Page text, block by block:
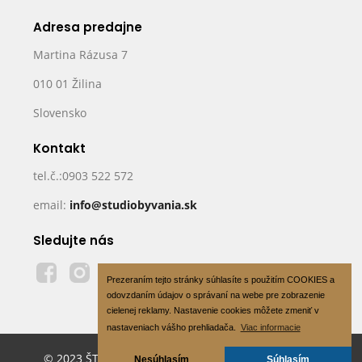
Prezeraním tejto stránky súhlasíte s použitím COOKIES a
odovzdaním údajov o správaní na webe pre zobrazenie
cielenej reklamy. Nastavenie cookies môžete zmeniť v
nastaveniach vášho prehliadača.
Viac informacie
Nesúhlasím Súhlasím
Adresa predajne
Martina Rázusa 7
010 01 Žilina
Slovensko
Kontakt
tel.č.:0903 522 572
email: info@studiobyvania.sk
Sledujte nás
© 2023 ŠTÚDIO BÝVANIA s.r.o - All Rights Reserved